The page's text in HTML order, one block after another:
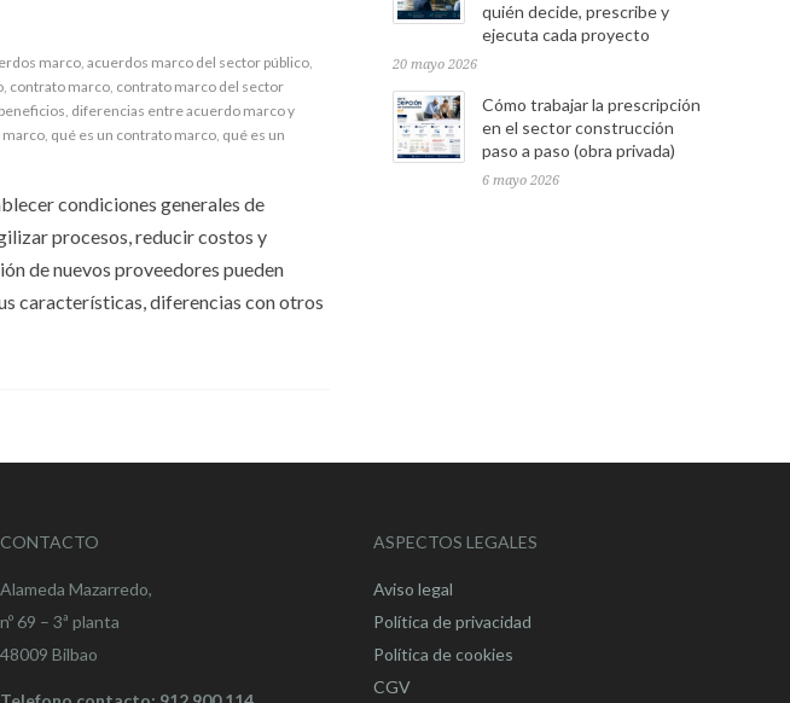
marco acuerdos marco del sector público
contrato marco contrato marco del sector
diferencias entre acuerdo marco y
marco qué es un contrato marco qué es un
condiciones generales de
procesos, reducir costos y
de nuevos proveedores pueden
características, diferencias con otros
quién decide, prescribe y
ejecuta cada proyecto
20 mayo 2026
Cómo trabajar la prescripción
en el sector construcción
paso a paso (obra privada)
6 mayo 2026
CONTACTO
Alameda Mazarredo,
nº 69 – 3ª planta
48009 Bilbao
ASPECTOS LEGALES
Aviso legal
Política de privacidad
Política de cookies
CGV